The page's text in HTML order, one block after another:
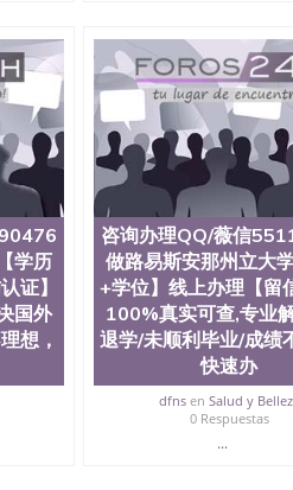
、健康与人类发展学院、信息工程
在全美前十名，工学院排名在前十
学校的专业课程包括：会计学、
、统计学、美术、电子工程、天文
商管理、材料科学、机械工程、航
场营销、机械工程、计算机科学、
办理信息，给出操作方案； 2、补
交时间，公司人员陪同客户本人
客户确认收到结果，付余款。 我
（包括：水印，阴影底纹，钢印
紫外荧光，温感，复印防伪）都有
校留学中介， 同时能做到与时俱进
录取通知书，在读证明等相关材料
，纸张材质，防伪技术等等，并在
合理定价的同时，坚持较高性价比
：Sam q/微信:551190476 Q/微信
证明.
学历
证】
国外
想，
咨询办理QQ/薇信
做路易斯安那州立大
+学位】线上办理【留
100%真实可查,专业
退学/未顺利毕业/成绩
快速办
dfnsen Salud y
0 Respuestas
...